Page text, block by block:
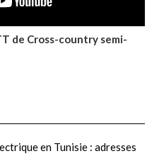
de Cross-country semi-
en Tunisie : adresses